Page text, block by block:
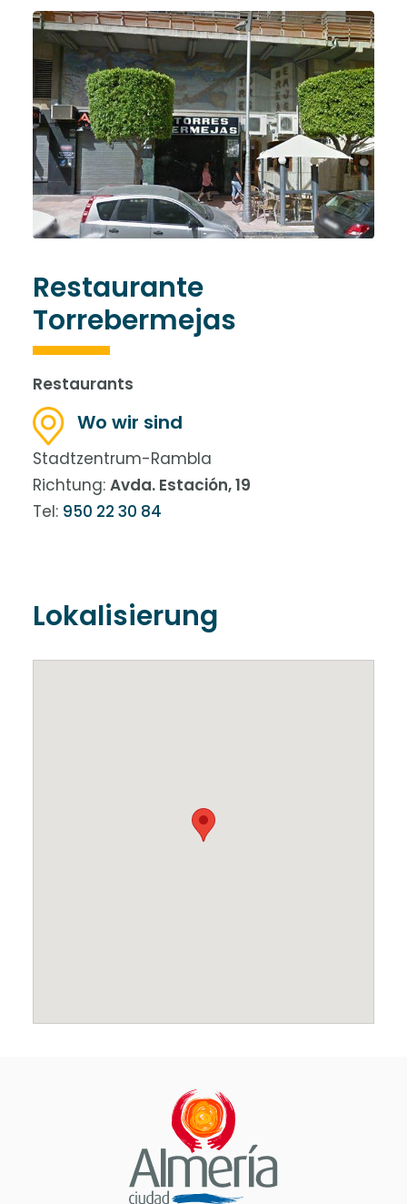
Restaurante
Torrebermejas
Restaurants
Wo wir sind
Stadtzentrum-Rambla
Richtung: Avda. Estación, 19
Tel: 950 22 30 84
Lokalisierung